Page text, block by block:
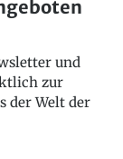
und
zur
der Welt der